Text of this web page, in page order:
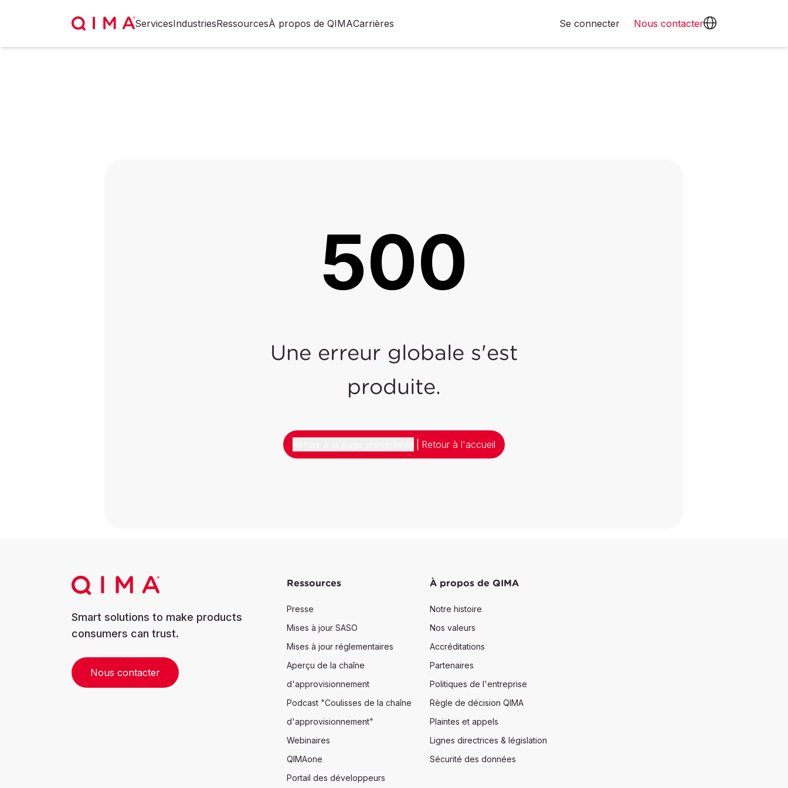
ServicesIndustriesRessourcesÀ propos de QIMACarrières Se connecter Nous contacter
500
Une erreur globale s'est
produite.
Retour à l'accueil
Smart solutions to make products
consumers can trust.
Nous contacter
Ressources
Presse
Mises à jour SASO
Mises à jour réglementaires
Aperçu de la chaîne
d'approvisionnement
Podcast "Coulisses de la chaîne
d'approvisionnement"
Webinaires
QIMAone
Portail des développeurs
À propos de QIMA
Notre histoire
Nos valeurs
Accréditations
Partenaires
Politiques de l'entreprise
Règle de décision QIMA
Plaintes et appels
Lignes directrices & législation
Sécurité des données